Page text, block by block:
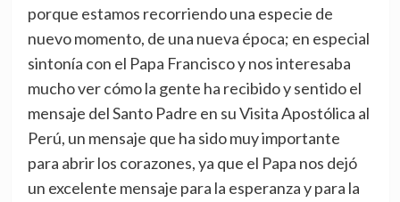
porque estamos recorriendo una especie de
nuevo momento, de una nueva época; en especial
sintonía con el Papa Francisco y nos interesaba
mucho ver cómo la gente ha recibido y sentido el
mensaje del Santo Padre en su Visita Apostólica al
Perú, un mensaje que ha sido muy importante
para abrir los corazones, ya que el Papa nos dejó
un excelente mensaje para la esperanza y para la